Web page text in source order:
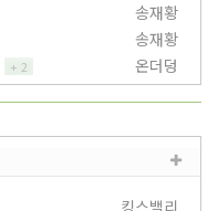
송재황
송재황
+ 2 온더덩